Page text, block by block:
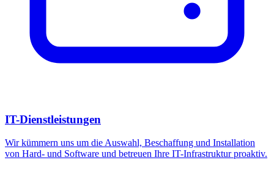
IT-Dienstleistungen
Wir kümmern uns um die Auswahl, Beschaffung und Installation
von Hard- und Software und betreuen Ihre IT-Infrastruktur proaktiv.